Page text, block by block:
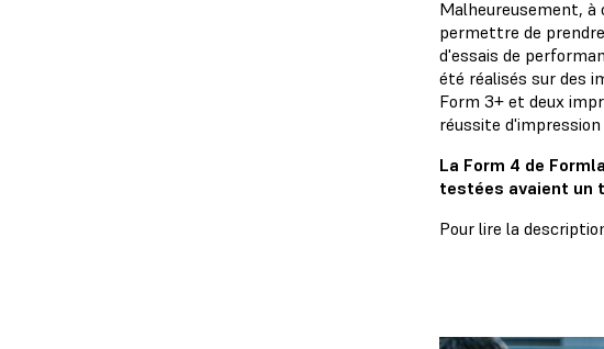
Malheureusement, à
permettre de
d'essais de
été réalisés sur des
Form 3+ et deux
réussite
La Form 4 de
testées avaient un
Pour lire la